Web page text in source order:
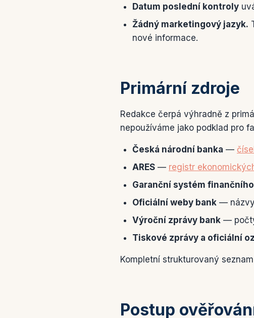
Datum poslední kontroly
Žádný marketingový jazyk.
nové informace.
Primární zdroje
Redakce čerpá výhradně z
nepoužíváme jako podklad pro
Česká národní banka —
ARES — registr
Garanční systém
Oficiální weby bank — názvy
Výroční zprávy bank —
Tiskové zprávy a oficiální
Kompletní strukturovaný
Postup